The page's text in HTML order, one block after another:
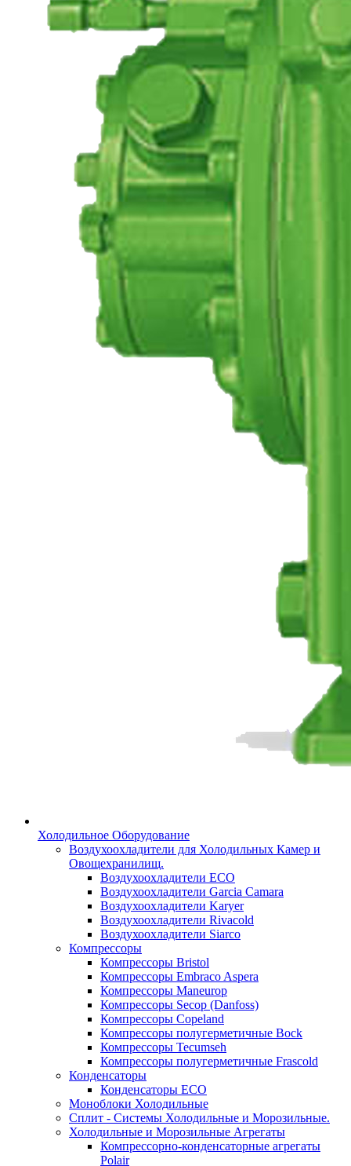
Холодильное Оборудование
Воздухоохладители для Холодильных Камер и
Овощехранилищ.
Воздухоохладители ECO
Воздухоохладители Garcia Camara
Воздухоохладители Karyer
Воздухоохладители Rivacold
Воздухоохладители Siarco
Компрессоры
Компрессоры Bristol
Компрессоры Embraco Aspera
Компрессоры Maneurop
Компрессоры Secop (Danfoss)
Компрессоры Copeland
Компрессоры полугерметичные Bock
Компрессоры Tecumseh
Компрессоры полугерметичные Frascold
Конденсаторы
Конденсаторы ECO
Моноблоки Холодильные
Сплит - Системы Холодильные и Морозильные.
Холодильные и Морозильные Агрегаты
Компрессорно-конденсаторные агрегаты
Polair